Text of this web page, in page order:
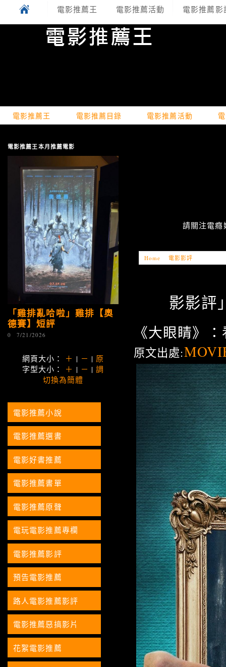
電影推薦王 電影推薦活動 電影推薦影
電影推薦王 電影推薦目錄 電影推薦活動
請關注電
Home 電影影評
影影評
《大眼睛》
原文出處:
電影推薦王本月推薦電影
「雞排亂哈啦」雞排【奧
德賽】短評
0 7/21/2026
網頁大小： ＋ | － | 原
字型大小： ＋ | － |調
切換為簡體
電影推薦小說
電影推薦選書
電影好書推薦
電影推薦書單
電影推薦原聲
電玩電影推薦專欄
電影推薦影評
預告電影推薦
路人電影推薦影評
電影推薦惡搞影片
花絮電影推薦